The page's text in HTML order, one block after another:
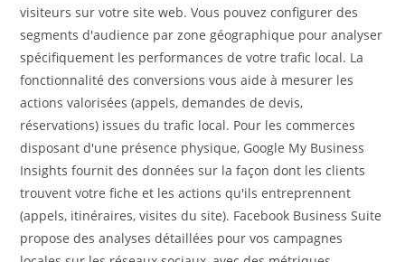
visiteurs sur votre site web. Vous pouvez configurer des
segments d'audience par zone géographique pour analyser
spécifiquement les performances de votre trafic local. La
fonctionnalité des conversions vous aide à mesurer les
actions valorisées (appels, demandes de devis,
réservations) issues du trafic local. Pour les commerces
disposant d'une présence physique, Google My Business
Insights fournit des données sur la façon dont les clients
trouvent votre fiche et les actions qu'ils entreprennent
(appels, itinéraires, visites du site). Facebook Business Suite
propose des analyses détaillées pour vos campagnes